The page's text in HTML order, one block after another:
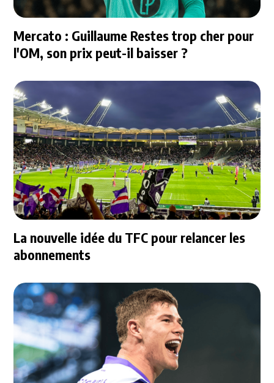
Mercato : Guillaume Restes trop cher pour
l'OM, son prix peut-il baisser ?
La nouvelle idée du TFC pour relancer les
abonnements